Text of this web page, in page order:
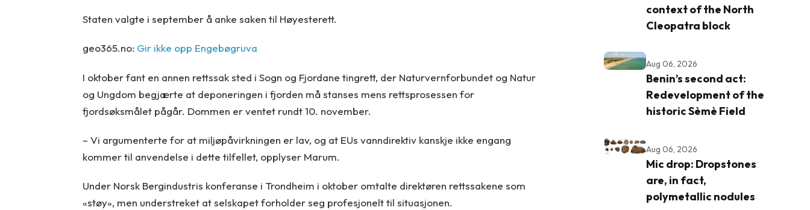
Staten valgte i september å anke saken til Høyesterett.
geo365.no: Gir ikke opp Engebøgruva
I oktober fant en annen rettssak sted i Sogn og Fjordane tingrett, der Naturvernforbundet og Natur
og Ungdom begjærte at deponeringen i fjorden må stanses mens rettsprosessen for
fjordsøksmålet pågår. Dommen er ventet rundt 10. november.
– Vi argumenterte for at miljøpåvirkningen er lav, og at EUs vanndirektiv kanskje ikke engang
kommer til anvendelse i dette tilfellet, opplyser Marum.
Under Norsk Bergindustris konferanse i Trondheim i oktober omtalte direktøren rettssakene som
«støy», men understreket at selskapet forholder seg profesjonelt til situasjonen.
context of the North
Cleopatra block
Aug 06, 2026
Benin’s second act:
Redevelopment of the
historic Sèmè Field
Aug 06, 2026
Mic drop: Dropstones
are, in fact,
polymetallic nodules